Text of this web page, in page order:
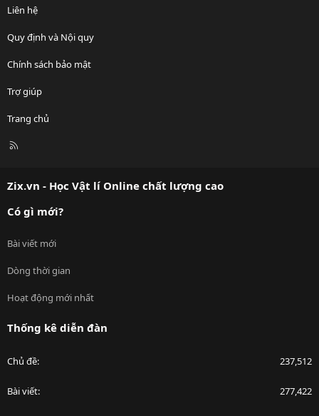
Liên hệ
Quy định và Nội quy
Chính sách bảo mật
Trợ giúp
Trang chủ
R
Zix.vn - Học Vật lí Online chất lượng cao
Có gì mới?
Bài viết mới
Dòng thời gian
Hoạt động mới nhất
Thống kê diễn đàn
Chủ đề 237,512
Bài viết 277,422